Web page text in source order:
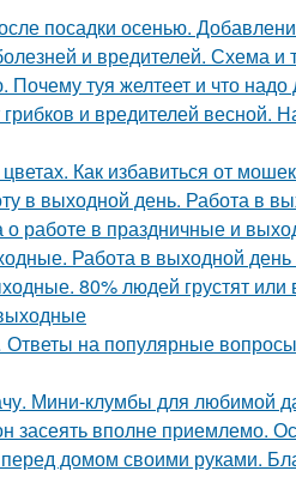
посадки осенью.
и вредителей. Схема и
туя желтеет и что надо
и вредителей
Как избавиться от
в выходной день. Работа в
работе в праздничные и
Работа в выходной
80% людей грустят
на популярные
Мини-клумбы для любимой
засеять вполне приемлемо.
домом своими руками.